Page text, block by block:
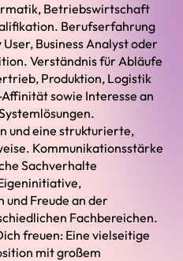
Betriebswirtschaft
Berufserfahrung
User, Business Analyst oder
Verständnis für Abläufe
Produktion, Logistik
sowie Interesse an
und eine strukturierte,
Kommunikationsstärke
Sachverhalte
und Freude an der
Fachbereichen.
freuen: Eine vielseitige
mit großem